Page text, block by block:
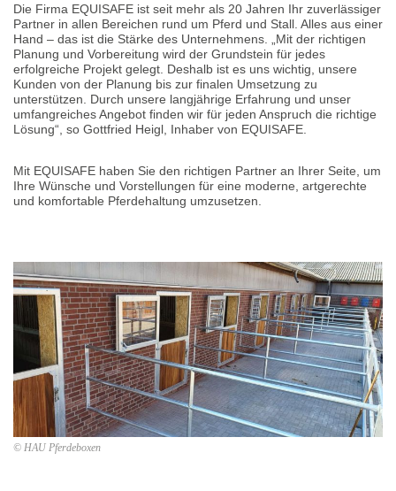
Die Firma EQUISAFE ist seit mehr als 20 Jahren Ihr zuverlässiger
Partner in allen Bereichen rund um Pferd und Stall. Alles aus einer
Hand – das ist die Stärke des Unternehmens. „Mit der richtigen
Planung und Vorbereitung wird der Grundstein für jedes
erfolgreiche Projekt gelegt. Deshalb ist es uns wichtig, unsere
Kunden von der Planung bis zur finalen Umsetzung zu
unterstützen. Durch unsere langjährige Erfahrung und unser
umfangreiches Angebot finden wir für jeden Anspruch die richtige
Lösung“, so Gottfried Heigl, Inhaber von EQUISAFE.
Mit EQUISAFE haben Sie den richtigen Partner an Ihrer Seite, um
Ihre Wünsche und Vorstellungen für eine moderne, artgerechte
und komfortable Pferdehaltung umzusetzen.
© HAU Pferdeboxen